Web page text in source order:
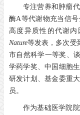
专注营养和肿瘤
酶A等代谢物充当信
高度异质性的代谢
Nature等发表，多次受
市自然科学一等奖、
学药学奖、中国细胞
研发计划、基金委重
员。
作为基础医学院